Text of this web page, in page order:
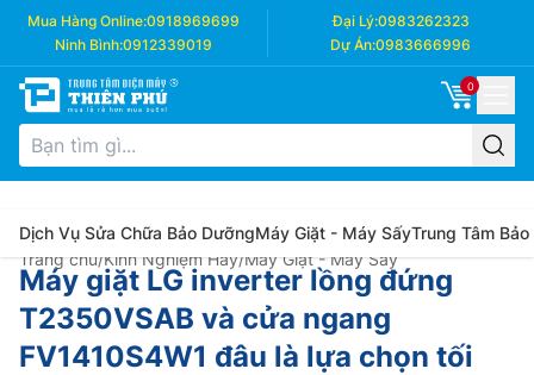
Mua Hàng Online:0918969699 Đại Lý:0983262323
Ninh Bình:0912339019 Dự Án:0983666996
0
Dịch Vụ Sửa Chữa Bảo DưỡngMáy Giặt - Máy SấyTrung Tâm Bảo
Trang chủ/Kinh Nghiệm Hay/Máy Giặt - Máy Sấy
Máy giặt LG inverter lồng đứng
T2350VSAB và cửa ngang
FV1410S4W1 đâu là lựa chọn tối